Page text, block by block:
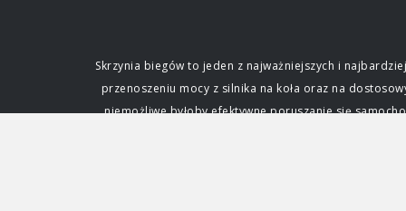
Skrzynia biegów to jeden z najważniejszych i
przenoszeniu mocy z silnika na koła oraz na
niemożliwe byłoby efektywne poruszanie się